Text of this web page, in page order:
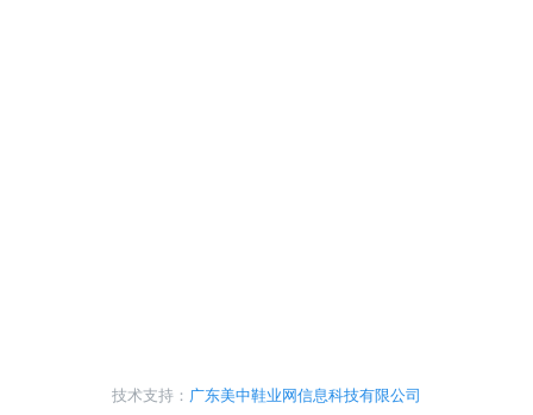
技术支持： 广东美中鞋业网信息科技有限公司